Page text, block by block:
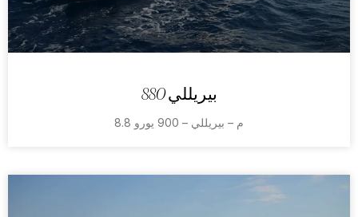
بيريللي 880
8.8 م – بيريللي – 900 يورو